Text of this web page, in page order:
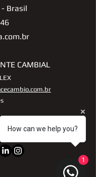
- Brasil
CAMBIAL
a sexta, das 9h às 18h
How can we help you?
1